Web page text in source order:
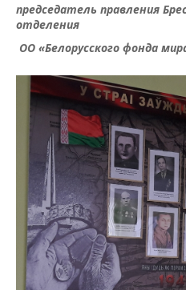
председатель правления
отделения
ОО «Белорусского фонда